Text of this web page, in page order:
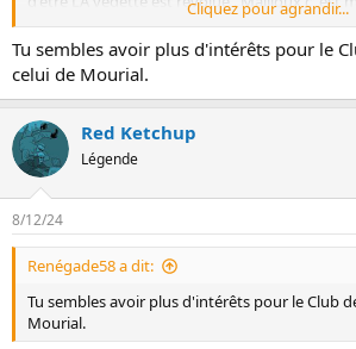
semble prendre le dessus. Dobes est blessé,
mauvaise blessure pour un gardien.
Cliquez pour agrandir...
Tu sembles avoir plus d'intérêts pour le
celui de Mourial.
Red Ketchup
Légende
8/12/24
Renégade58 a dit:
Tu sembles avoir plus d'intérêts pour le Club
Mourial.